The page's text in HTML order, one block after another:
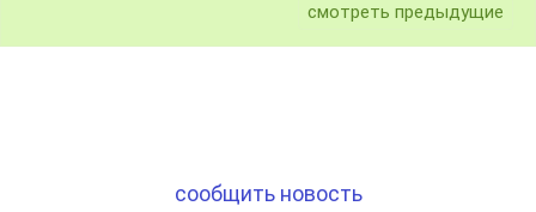
смотреть предыдущие
сообщить новость